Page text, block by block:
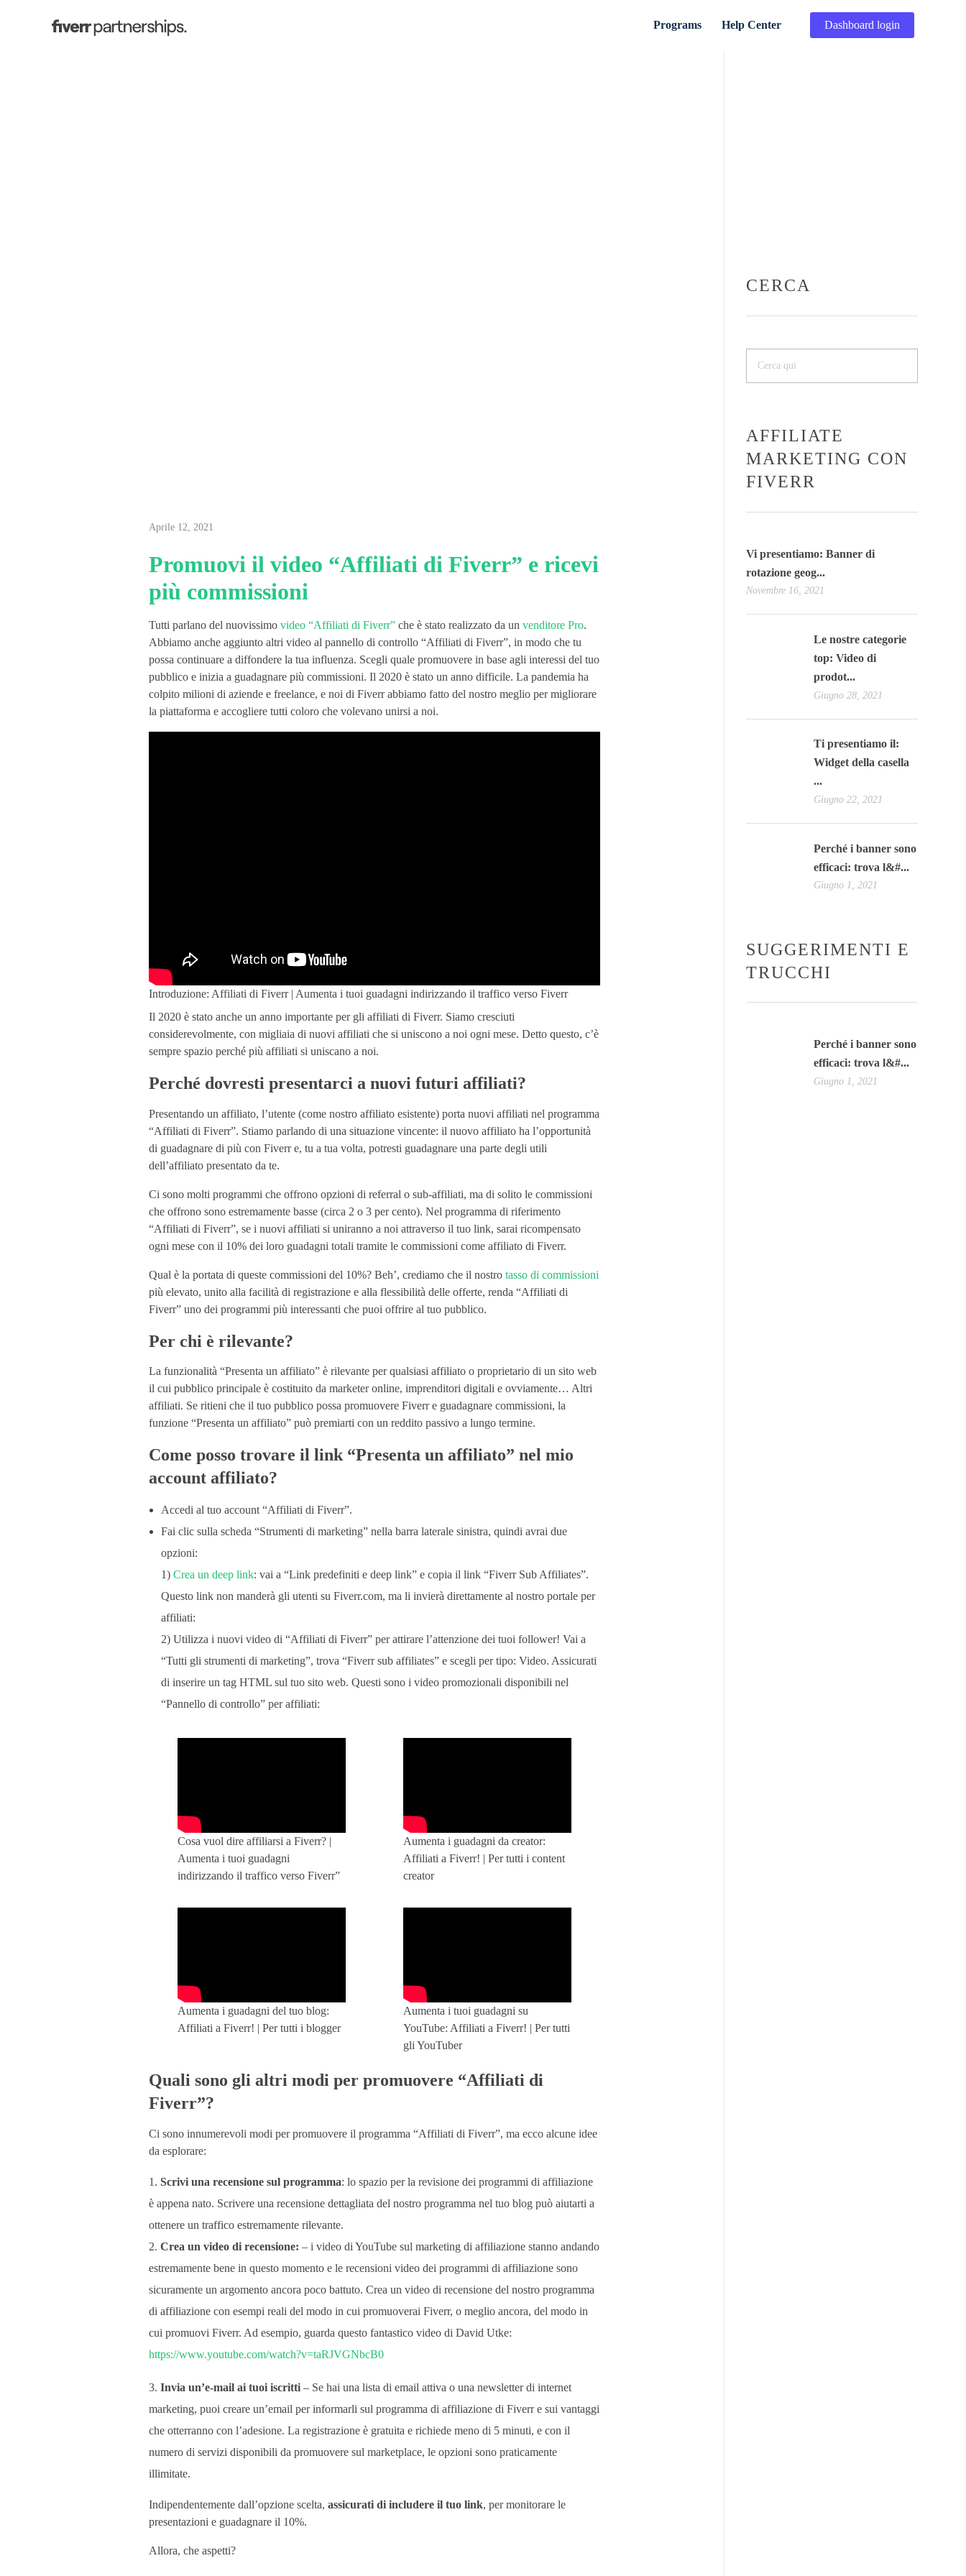
Programs Help Center Dashboard login
P
r
o
m
u
o
i
d
e
o
“
A
f
f
i
l
i
a
t
i
d
F
v
e
v
i
p
i
ù
c
o
m
m
i
s
s
i
Aprile 12, 2021
Promuovi il video “Affiliati di Fiverr” e ricevi
più commissioni
Tutti parlano del nuovissimo video “Affiliati di Fiverr” che è stato realizzato da un venditore Pro.
Abbiamo anche aggiunto altri video al pannello di controllo “Affiliati di Fiverr”, in modo che tu
possa continuare a diffondere la tua influenza. Scegli quale promuovere in base agli interessi del tuo
pubblico e inizia a guadagnare più commissioni. Il 2020 è stato un anno difficile. La pandemia ha
colpito milioni di aziende e freelance, e noi di Fiverr abbiamo fatto del nostro meglio per migliorare
la piattaforma e accogliere tutti coloro che volevano unirsi a noi.
Introduzione: Affiliati di Fiverr | Aumenta i tuoi guadagni indirizzando il traffico verso Fiverr
Il 2020 è stato anche un anno importante per gli affiliati di Fiverr. Siamo cresciuti
considerevolmente, con migliaia di nuovi affiliati che si uniscono a noi ogni mese. Detto questo, c’è
sempre spazio perché più affiliati si uniscano a noi.
Perché dovresti presentarci a nuovi futuri affiliati?
Presentando un affiliato, l’utente (come nostro affiliato esistente) porta nuovi affiliati nel programma
“Affiliati di Fiverr”. Stiamo parlando di una situazione vincente: il nuovo affiliato ha l’opportunità
di guadagnare di più con Fiverr e, tu a tua volta, potresti guadagnare una parte degli utili
dell’affiliato presentato da te.
Ci sono molti programmi che offrono opzioni di referral o sub-affiliati, ma di solito le commissioni
che offrono sono estremamente basse (circa 2 o 3 per cento). Nel programma di riferimento
“Affiliati di Fiverr”, se i nuovi affiliati si uniranno a noi attraverso il tuo link, sarai ricompensato
ogni mese con il 10% dei loro guadagni totali tramite le commissioni come affiliato di Fiverr.
Qual è la portata di queste commissioni del 10%? Beh’, crediamo che il nostro tasso di commissioni
più elevato, unito alla facilità di registrazione e alla flessibilità delle offerte, renda “Affiliati di
Fiverr” uno dei programmi più interessanti che puoi offrire al tuo pubblico.
Per chi è rilevante?
La funzionalità “Presenta un affiliato” è rilevante per qualsiasi affiliato o proprietario di un sito web
il cui pubblico principale è costituito da marketer online, imprenditori digitali e ovviamente… Altri
affiliati. Se ritieni che il tuo pubblico possa promuovere Fiverr e guadagnare commissioni, la
funzione “Presenta un affiliato” può premiarti con un reddito passivo a lungo termine.
Come posso trovare il link “Presenta un affiliato” nel mio
account affiliato?
Accedi al tuo account “Affiliati di Fiverr”.
Fai clic sulla scheda “Strumenti di marketing” nella barra laterale sinistra, quindi avrai due
opzioni:
1)Crea un deep link: vai a “Link predefiniti e deep link” e copia il link “Fiverr Sub Affiliates”.
Questo link non manderà gli utenti su Fiverr.com, ma li invierà direttamente al nostro portale per
affiliati:
2) Utilizza i nuovi video di “Affiliati di Fiverr” per attirare l’attenzione dei tuoi follower! Vai a
“Tutti gli strumenti di marketing”, trova “Fiverr sub affiliates” e scegli per tipo: Video. Assicurati
di inserire un tag HTML sul tuo sito web. Questi sono i video promozionali disponibili nel
“Pannello di controllo” per affiliati:
Cosa vuol dire affiliarsi a Fiverr? |
Aumenta i tuoi guadagni
indirizzando il traffico verso Fiverr”
Aumenta i guadagni da creator:
Affiliati a Fiverr! | Per tutti i content
creator
Aumenta i guadagni del tuo blog:
Affiliati a Fiverr! | Per tutti i blogger
Aumenta i tuoi guadagni su
YouTube: Affiliati a Fiverr! | Per tutti
gli YouTuber
Quali sono gli altri modi per promuovere “Affiliati di
Fiverr”?
Ci sono innumerevoli modi per promuovere il programma “Affiliati di Fiverr”, ma ecco alcune idee
da esplorare:
Scrivi una recensione sul programma: lo spazio per la revisione dei programmi di affiliazione
è appena nato. Scrivere una recensione dettagliata del nostro programma nel tuo blog può aiutarti a
ottenere un traffico estremamente rilevante.
Crea un video di recensione: – i video di YouTube sul marketing di affiliazione stanno andando
estremamente bene in questo momento e le recensioni video dei programmi di affiliazione sono
sicuramente un argomento ancora poco battuto. Crea un video di recensione del nostro programma
di affiliazione con esempi reali del modo in cui promuoverai Fiverr, o meglio ancora, del modo in
cui promuovi Fiverr. Ad esempio, guarda questo fantastico video di David Utke:
https://www.youtube.com/watch?v=taRJVGNbcB0
Invia un’e-mail ai tuoi iscritti– Se hai una lista di email attiva o una newsletter di internet
marketing, puoi creare un’email per informarli sul programma di affiliazione di Fiverr e sui vantaggi
che otterranno con l’adesione. La registrazione è gratuita e richiede meno di 5 minuti, e con il
numero di servizi disponibili da promuovere sul marketplace, le opzioni sono praticamente
illimitate.
Indipendentemente dall’opzione scelta, assicurati di includere il tuo link, per monitorare le
presentazioni e guadagnare il 10%.
Allora, che aspetti?
CERCA
AFFILIATE
MARKETING CON
FIVERR
Vi presentiamo: Banner di
rotazione geog...
Novembre 16, 2021
Le nostre categorie
top: Video di
prodot...
Giugno 28, 2021
Ti presentiamo il:
Widget della casella
...
Giugno 22, 2021
Perché i banner sono
efficaci: trova l&#...
Giugno 1, 2021
SUGGERIMENTI E
TRUCCHI
Perché i banner sono
efficaci: trova l&#...
Giugno 1, 2021